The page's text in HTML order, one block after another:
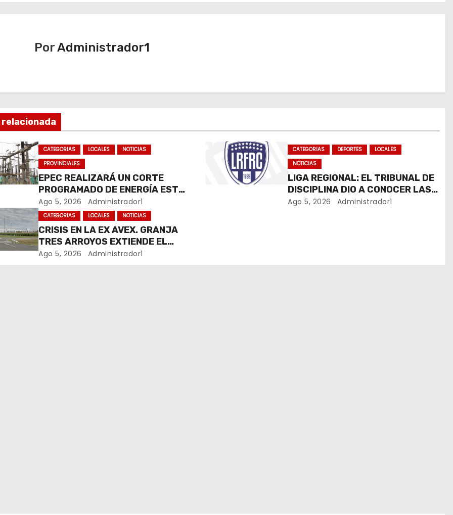
PorAdministrador1
CATEGORIAS LOCALES
NOTICIAS
PROVINCIALES
EPEC REALIZARÁ UN CORTE
PROGRAMADO DE ENERGÍA ESTE
JUEVES EN RÍO CUARTO
Ago 5, 2026 Administrador1
CATEGORIAS DEPORTES
LOCALES
NOTICIAS
LIGA REGIONAL: EL TRIBUNAL DE
DISCIPLINA DIO A CONOCER LAS
SANCIONES DEL BOLETÍN OFICIAL
Ago 5, 2026 Administrador1
CATEGORIAS LOCALES NOTICIAS
CRISIS EN LA EX AVEX. GRANJA
TRES ARROYOS EXTIENDE EL
CIERRE DE LA PLANTA DE AVEX
Ago 5, 2026 Administrador1